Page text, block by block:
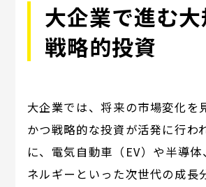
大企業で進む
戦略的投資
大企業では、将来の市場変化を
かつ戦略的な投資が活発に行わ
に、電気自動車（EV）や半導
ネルギーといった次世代の成長